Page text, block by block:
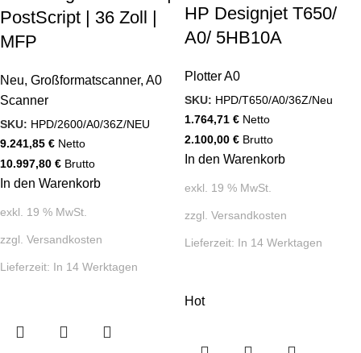
PostScript | 36 Zoll |
MFP
Neu, Großformatscanner, A0
Scanner
SKU: HPD/2600/A0/36Z/NEU
9.241,85 € Netto
10.997,80 € Brutto
In den Warenkorb
exkl. 19 % MwSt.
zzgl. Versandkosten
Lieferzeit: In 14 Werktagen
HP Designjet T650/
A0/ 5HB10A
Plotter A0
SKU: HPD/T650/A0/36Z/Neu
1.764,71 € Netto
2.100,00 € Brutto
In den Warenkorb
exkl. 19 % MwSt.
zzgl. Versandkosten
Lieferzeit: In 14 Werktagen
Hot